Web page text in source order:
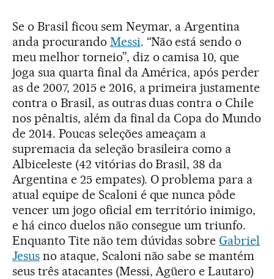
Se o Brasil ficou sem Neymar, a Argentina
anda procurando Messi. “Não está sendo o
meu melhor torneio”, diz o camisa 10, que
joga sua quarta final da América, após perder
as de 2007, 2015 e 2016, a primeira justamente
contra o Brasil, as outras duas contra o Chile
nos pênaltis, além da final da Copa do Mundo
de 2014. Poucas seleções ameaçam a
supremacia da seleção brasileira como a
Albiceleste (42 vitórias do Brasil, 38 da
Argentina e 25 empates). O problema para a
atual equipe de Scaloni é que nunca pôde
vencer um jogo oficial em território inimigo,
e há cinco duelos não consegue um triunfo.
Enquanto Tite não tem dúvidas sobreGabriel
Jesusno ataque, Scaloni não sabe se mantém
seus três atacantes (Messi, Agüero e Lautaro)